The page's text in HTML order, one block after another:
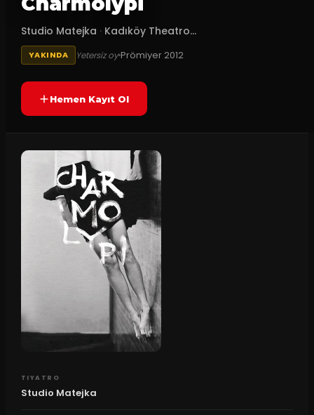
Studio Matejka · Kadıköy Theatro...
YAKINDA Yetersiz oyPrömiyer 2012
Hemen Kayıt Ol
TIYATRO
Studio Matejka